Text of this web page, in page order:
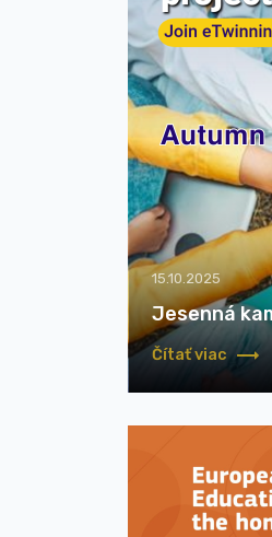
15.10.2025
Jesenná
Čítať viac